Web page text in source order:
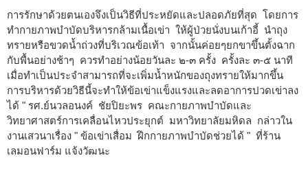
การรักษาด้วยตนเองจึงเป็นวิธีที่ประหยัดและปลอดภัยที่สุด โดยการ
ทำกายภาพบำบัดบริหารกล้ามเนื้อเข่า ให้ผู้ป่วยนั่งบนเก้าอี้ นำถุง
ทรายหรือขวดน้ำถ่วงที่บริเวณข้อเท้า จากนั้นค่อยๆยกขาขึ้นตั้งฉาก
กับพื้นอย่างช้าๆ ควรทำอย่างน้อยวันละ ๒-๓ ครั้ง ครั้งละ ๓-๕ นาที
เมื่อทำเป็นประจำสามารถที่จะเพิ่มน้ำหนักของถุงทรายให้มากขึ้น
การบริหารด้วยวิธีนี้จะทำให้ข้อเข่าแข็งแรงและลดอาการปวดเข่าลง
ได้ " รศ.ย์นวลอนงค์ ชัยปิยะพร คณะกายภาพบำบัดและ
วิทยาศาสตร์การเคลื่อนไหวประยุกต์ มหาวิทยาลัยมหิดล กล่าวใน
งานเสวนาเรื่อง " ข้อเข่าเสื่อม ฝึกกายภาพบำบัดช่วยได้ " ที่ร้าน
เลมอนฟาร์ม แจ้งวัฒนะ